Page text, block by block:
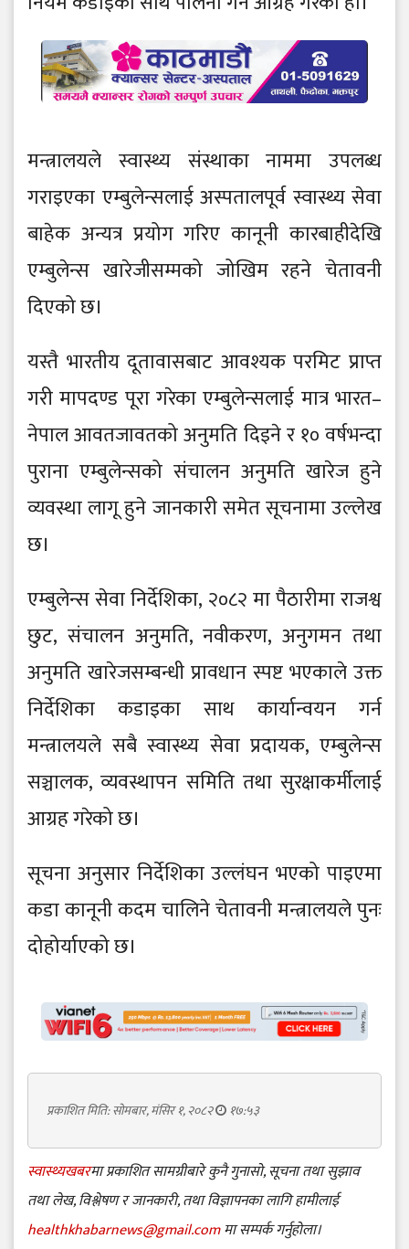
मन्त्रालयले स्वास्थ्य संस्थाका नाममा उपलब्ध
गराइएका एम्बुलेन्सलाई अस्पतालपूर्व स्वास्थ्य सेवा
बाहेक अन्यत्र प्रयोग गरिए कानूनी कारबाहीदेखि
एम्बुलेन्स खारेजीसम्मको जोखिम रहने चेतावनी
दिएको छ।
यस्तै भारतीय दूतावासबाट आवश्यक परमिट प्राप्त
गरी मापदण्ड पूरा गरेका एम्बुलेन्सलाई मात्र भारत–
नेपाल आवतजावतको अनुमति दिइने र १० वर्षभन्दा
पुराना एम्बुलेन्सको संचालन अनुमति खारेज हुने
व्यवस्था लागू हुने जानकारी समेत सूचनामा उल्लेख
छ।
एम्बुलेन्स सेवा निर्देशिका, २०८२ मा पैठारीमा राजश्व
छुट, संचालन अनुमति, नवीकरण, अनुगमन तथा
अनुमति खारेजसम्बन्धी प्रावधान स्पष्ट भएकाले उक्त
निर्देशिका कडाइका साथ कार्यान्वयन गर्न
मन्त्रालयले सबै स्वास्थ्य सेवा प्रदायक, एम्बुलेन्स
सञ्चालक, व्यवस्थापन समिति तथा सुरक्षाकर्मीलाई
आग्रह गरेको छ।
सूचना अनुसार निर्देशिका उल्लंघन भएको पाइएमा
कडा कानूनी कदम चालिने चेतावनी मन्त्रालयले पुनः
दोहोर्याएको छ।
प्रकाशित मिति: सोमबार, मंसिर १, २०८२ १७:५३
स्वास्थ्यखबरमा प्रकाशित सामग्रीबारे कुनै गुनासो, सूचना तथा सुझाव
तथा लेख, विश्लेषण र जानकारी, तथा विज्ञापनका लागि हामीलाई
healthkhabarnews@gmail.comमा सम्पर्क गर्नुहोला।